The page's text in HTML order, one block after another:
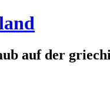
auf der